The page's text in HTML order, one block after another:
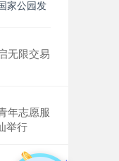
家公园发
无限交易
年志愿服
举行